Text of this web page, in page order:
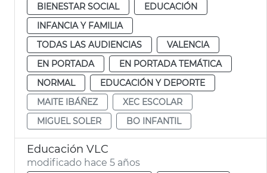
BIENESTAR SOCIAL
EDUCACIÓN
INFANCIA Y FAMILIA
TODAS LAS AUDIENCIAS
VALENCIA
EN PORTADA
EN PORTADA TEMÁTICA
NORMAL
EDUCACIÓN Y DEPORTE
MAITE IBÁÑEZ
XEC ESCOLAR
MIGUEL SOLER
BO INFANTIL
Educación VLC
modificado hace 5 años